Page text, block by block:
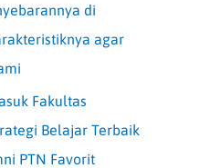
di
agar
Fakultas
Belajar Terbaik
PTN Favorit